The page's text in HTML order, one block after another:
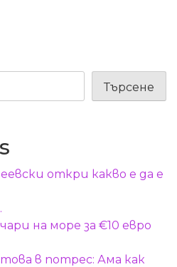
Търсене
откри какво е да е
на море за €10 евро
в потрес: Ама как